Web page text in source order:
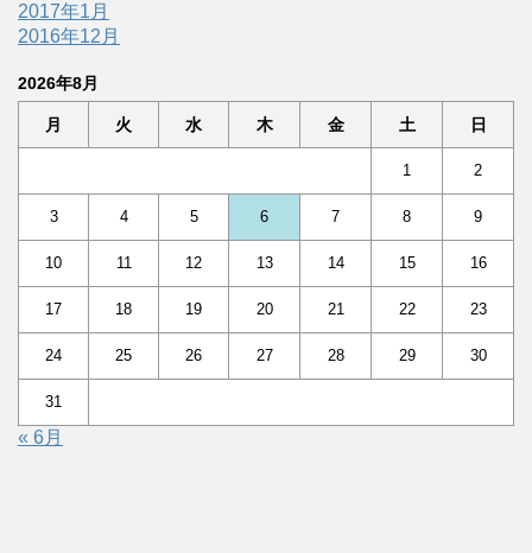
2017年1月
2016年12月
2026年8月
月 火 水 木 金 土 日
1 2
3 4 5 6 7 8 9
10 11 12 13 14 15 16
17 18 19 20 21 22 23
24 25 26 27 28 29 30
31
« 6月